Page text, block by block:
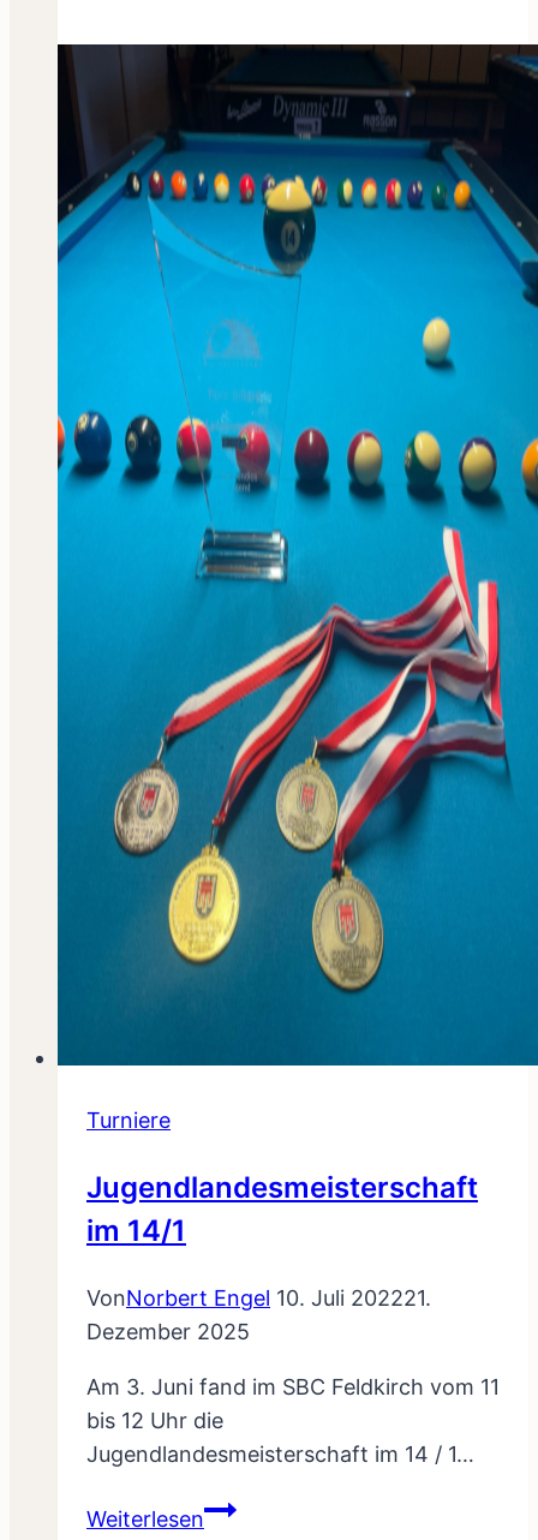
Pölten
vom
25.
Okt.
–
Nov.
Turniere
Jugendlandesmeisterschaft
im 14/1
VonNorbert Engel 10. Juli 202221.
Dezember 2025
Am 3. Juni fand im SBC Feldkirch vom 11
bis 12 Uhr die
Jugendlandesmeisterschaft im 14 / 1…
WeiterlesenJugendlandesmeisterschaft